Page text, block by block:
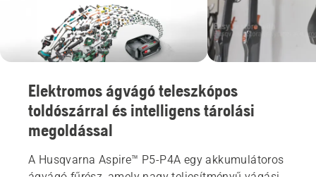
Elektromos ágvágó teleszkópos
toldószárral és intelligens tárolási
megoldással
A Husqvarna Aspire™ P5-P4A egy akkumulátoros